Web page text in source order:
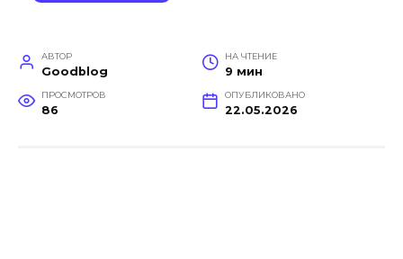
АВТОР
Goodblog
НА ЧТЕНИЕ
9 мин
ПРОСМОТРОВ
86
ОПУБЛИКОВАНО
22.05.2026